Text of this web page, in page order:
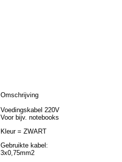
Omschrijving
Voedingskabel 220V
Voor bijv. notebooks
Kleur = ZWART
Gebruikte kabel:
3x0,75mm2